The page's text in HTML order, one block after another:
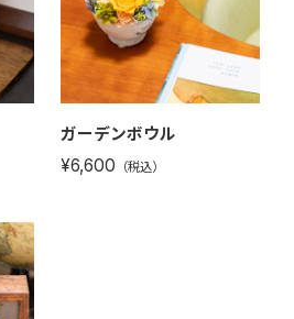
ガーデンボウル
¥6,600 （税込）